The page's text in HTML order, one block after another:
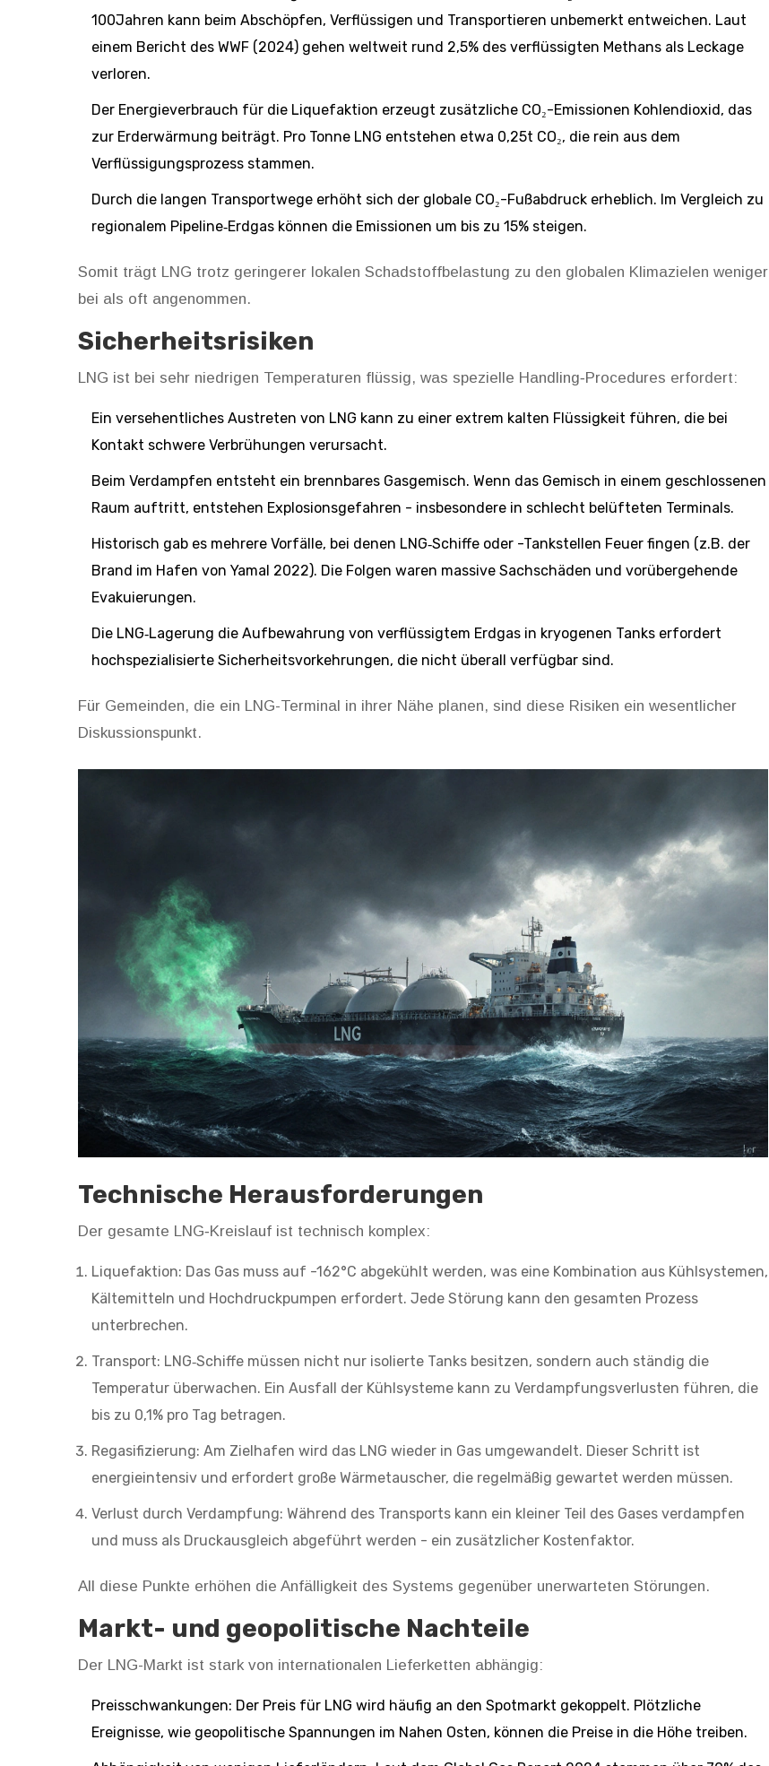
100Jahren kann beim Abschöpfen, Verflüssigen und Transportieren unbemerkt entweichen. Laut
einem Bericht des WWF (2024) gehen weltweit rund 2,5% des verflüssigten Methans als Leckage
verloren.
Der Energieverbrauch für die Liquefaktion erzeugt zusätzliche CO₂-Emissionen Kohlendioxid, das
zur Erderwärmung beiträgt. Pro Tonne LNG entstehen etwa 0,25t CO₂, die rein aus dem
Verflüssigungsprozess stammen.
Durch die langen Transportwege erhöht sich der globale CO₂-Fußabdruck erheblich. Im Vergleich zu
regionalem Pipeline‑Erdgas können die Emissionen um bis zu 15% steigen.
Somit trägt LNG trotz geringerer lokalen Schadstoffbelastung zu den globalen Klimazielen weniger
bei als oft angenommen.
Sicherheitsrisiken
LNG ist bei sehr niedrigen Temperaturen flüssig, was spezielle Handling‑Procedures erfordert:
Ein versehentliches Austreten von LNG kann zu einer extrem kalten Flüssigkeit führen, die bei
Kontakt schwere Verbrühungen verursacht.
Beim Verdampfen entsteht ein brennbares Gasgemisch. Wenn das Gemisch in einem geschlossenen
Raum auftritt, entstehen Explosionsgefahren - insbesondere in schlecht belüfteten Terminals.
Historisch gab es mehrere Vorfälle, bei denen LNG‑Schiffe oder -Tankstellen Feuer fingen (z.B. der
Brand im Hafen von Yamal 2022). Die Folgen waren massive Sachschäden und vorübergehende
Evakuierungen.
Die LNG‑Lagerung die Aufbewahrung von verflüssigtem Erdgas in kryogenen Tanks erfordert
hochspezialisierte Sicherheitsvorkehrungen, die nicht überall verfügbar sind.
Für Gemeinden, die ein LNG-Terminal in ihrer Nähe planen, sind diese Risiken ein wesentlicher
Diskussionspunkt.
Technische Herausforderungen
Der gesamte LNG‑Kreislauf ist technisch komplex:
Liquefaktion: Das Gas muss auf -162°C abgekühlt werden, was eine Kombination aus Kühlsystemen,
Kältemitteln und Hochdruckpumpen erfordert. Jede Störung kann den gesamten Prozess
unterbrechen.
Transport: LNG‑Schiffe müssen nicht nur isolierte Tanks besitzen, sondern auch ständig die
Temperatur überwachen. Ein Ausfall der Kühlsysteme kann zu Verdampfungsverlusten führen, die
bis zu 0,1% pro Tag betragen.
Regasifizierung: Am Zielhafen wird das LNG wieder in Gas umgewandelt. Dieser Schritt ist
energieintensiv und erfordert große Wärmetauscher, die regelmäßig gewartet werden müssen.
Verlust durch Verdampfung: Während des Transports kann ein kleiner Teil des Gases verdampfen
und muss als Druckausgleich abgeführt werden - ein zusätzlicher Kostenfaktor.
All diese Punkte erhöhen die Anfälligkeit des Systems gegenüber unerwarteten Störungen.
Markt- und geopolitische Nachteile
Der LNG-Markt ist stark von internationalen Lieferketten abhängig:
Preisschwankungen: Der Preis für LNG wird häufig an den Spotmarkt gekoppelt. Plötzliche
Ereignisse, wie geopolitische Spannungen im Nahen Osten, können die Preise in die Höhe treiben.